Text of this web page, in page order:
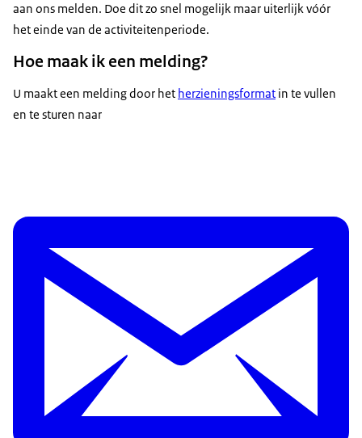
aan ons melden. Doe dit zo snel mogelijk maar uiterlijk vóór
het einde van de activiteitenperiode.
Hoe maak ik een melding?
U maakt een melding door het herzieningsformat in te vullen
en te sturen naar